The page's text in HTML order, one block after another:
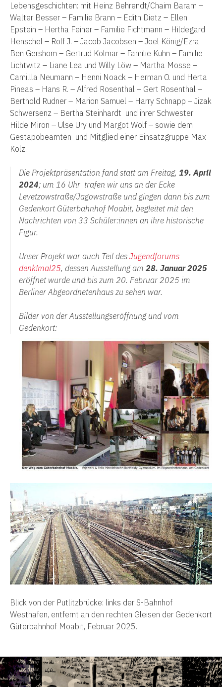
Lebensgeschichten: mit Heinz Behrendt/Chaim Baram –
Walter Besser – Familie Brann – Edith Dietz – Ellen
Epstein – Hertha Feiner – Familie Fichtmann – Hildegard
Henschel – Rolf J. – Jacob Jacobsen – Joel König/Ezra
Ben Gershom – Gertrud Kolmar – Familie Kuhn – Familie
Lichtwitz – Liane Lea und Willy Löw – Martha Mosse –
Camillla Neumann – Henni Noack – Herman O. und Herta
Pineas – Hans R. – Alfred Rosenthal – Gert Rosenthal –
Berthold Rudner – Marion Samuel – Harry Schnapp – Jizak
Schwersenz – Bertha Steinhardt und ihrer Schwester
Hilde Miron – Ulse Ury und Margot Wolf – sowie dem
Gestapobeamten und Mitglied einer Einsatzgruppe Max
Kölz.
Die Projektpräsentation fand statt am Freitag, 19. April
2024; um 16 Uhr trafen wir uns an der Ecke
Levetzowstraße/Jagowstraße und gingen dann bis zum
Gedenkort Güterbahnhof Moabit, begleitet mit den
Nachrichten von 33 Schüler:innen an ihre historische
Figur.
Unser Projekt war auch Teil des Jugendforums
denk!mal25, dessen Ausstellung am 28. Januar 2025
eröffnet wurde und bis zum 20. Februar 2025 im
Berliner Abgeordnetenhaus zu sehen war.
Bilder von der Ausstellungseröffnung und vom
Gedenkort:
Blick von der Putlitzbrücke: links der S-Bahnhof
Westhafen, entfernt an den rechten Gleisen der Gedenkort
Güterbahnhof Moabit, Februar 2025.